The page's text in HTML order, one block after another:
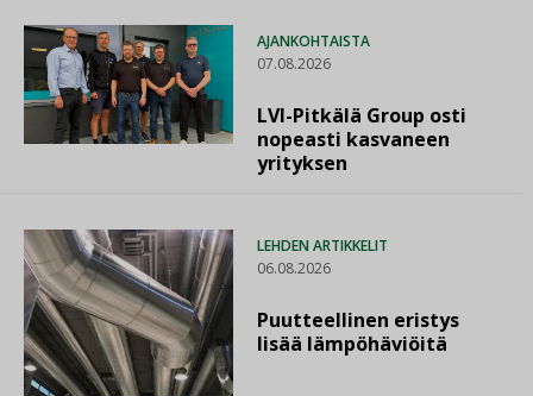
AJANKOHTAISTA
07.08.2026
LVI-Pitkälä Group osti
nopeasti kasvaneen
yrityksen
LEHDEN ARTIKKELIT
06.08.2026
Puutteellinen eristys
lisää lämpöhäviöitä